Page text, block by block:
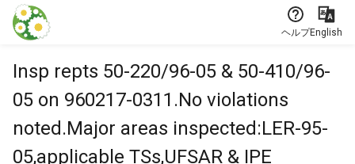
本文に飛ぶ
ヘルプEnglish
Insp repts 50-220/96-05 & 50-410/96-
05 on 960217-0311.No violations
noted.Major areas inspected:LER-95-
05,applicable TSs,UFSAR & IPE